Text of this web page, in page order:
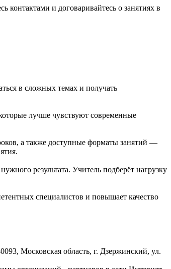
контактами и договаривайтесь о занятиях в
в сложных темах и получать
лучше чувствуют современные
а также доступные форматы занятий —
результата. Учитель подберёт нагрузку
специалистов и повышает качество
Московская область, г. Дзержинский, ул.